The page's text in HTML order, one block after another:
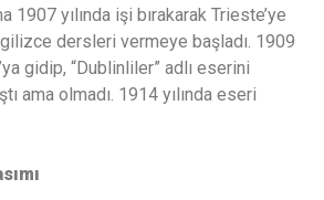
1907 yılında işi bırakarak Trieste’ye
dersleri vermeye başladı. 1909
gidip, “Dublinliler” adlı eserini
ama olmadı. 1914 yılında eseri